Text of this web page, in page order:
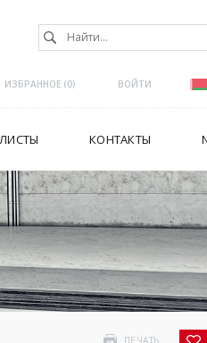
ИЗБРАННОЕ (0) ВОЙТИ
КОНТАКТЫ
ПЕЧАТЬ